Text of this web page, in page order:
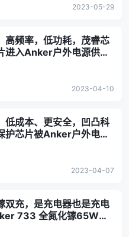
2023-05-29
高频率，低功耗，茂睿芯
进入Anker户外电源供应
2023-04-10
低成本、更安全，凹凸科
护芯片被Anker户外电源
2023-04-07
双充，是充电器也是充电
733 全氮化镓65W二